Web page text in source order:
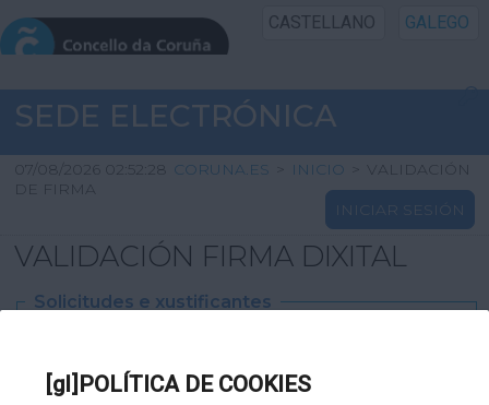
[gl]POLÍTICA DE COOKIES
CASTELLANO GALEGO
INICIO SEDE
INICIO
INFORMACIÓN PÚBLICA
SEDE ELECTRÓNICA
07/08/2026 02:52:28 CORUNA.ES > INICIO >
VALIDACIÓN
DE FIRMA
INICIAR SESIÓN
VALIDACIÓN FIRMA DIXITAL
Solicitudes e xustificantes
XML